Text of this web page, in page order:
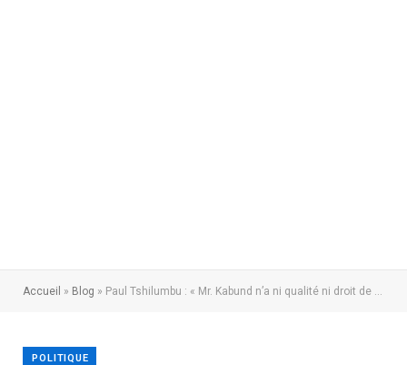
Accueil » Blog » Paul Tshilumbu : « Mr. Kabund n’a ni qualité ni droit de me suspendre «
POLITIQUE